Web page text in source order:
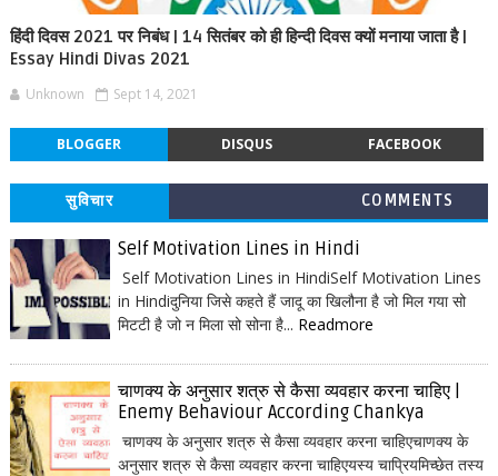
हिंदी दिवस 2021 पर निबंध | 14 सितंबर को ही हिन्दी दिवस क्यों मनाया जाता है |
Essay Hindi Divas 2021
Unknown Sept 14, 2021
BLOGGER DISQUS FACEBOOK
सुविचार COMMENTS
Self Motivation Lines in Hindi
Self Motivation Lines in HindiSelf Motivation Lines
in Hindiदुनिया जिसे कहते हैं जादू का खिलौना है जो मिल गया सो
मिटटी है जो न मिला सो सोना है... Readmore
चाणक्य के अनुसार शत्रु से कैसा व्यवहार करना चाहिए |
Enemy Behaviour According Chankya
चाणक्य के अनुसार शत्रु से कैसा व्यवहार करना चाहिएचाणक्य के
अनुसार शत्रु से कैसा व्यवहार करना चाहिएयस्य चाप्रियमिच्छेत तस्य